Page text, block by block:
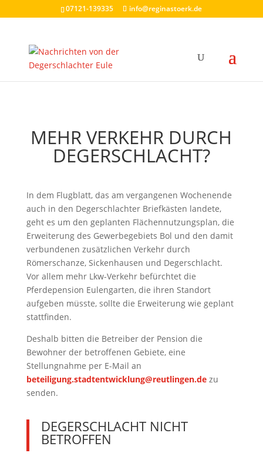
07121-139335 info@reginastoerk.de
MEHR VERKEHR DURCH
DEGERSCHLACHT?
In dem Flugblatt, das am vergangenen Wochenende
auch in den Degerschlachter Briefkästen landete,
geht es um den geplanten Flächennutzungsplan, die
Erweiterung des Gewerbegebiets Bol und den damit
verbundenen zusätzlichen Verkehr durch
Römerschanze, Sickenhausen und Degerschlacht.
Vor allem mehr Lkw-Verkehr befürchtet die
Pferdepension Eulengarten, die ihren Standort
aufgeben müsste, sollte die Erweiterung wie geplant
stattfinden.
Deshalb bitten die Betreiber der Pension die
Bewohner der betroffenen Gebiete, eine
Stellungnahme per E-Mail an
beteiligung.stadtentwicklung@reutlingen.dezu
senden.
DEGERSCHLACHT NICHT
BETROFFEN